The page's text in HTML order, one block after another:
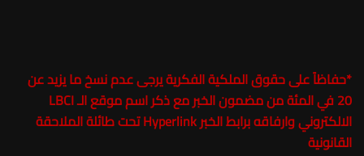
*حفاظاً على حقوق الملكية الفكرية يرجى عدم نسخ ما يزيد عن
20 في المئة من مضمون الخبر مع ذكر اسم موقع الـ LBCI
الالكتروني وارفاقه برابط الخبر Hyperlink تحت طائلة الملاحقة
القانونية